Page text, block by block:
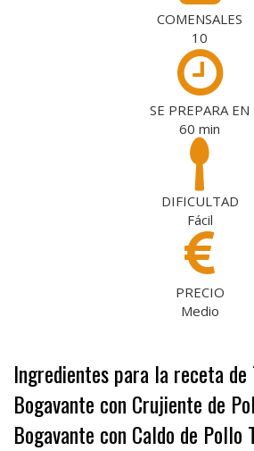
COMENSALES
10
SE PREPARA EN
60 min
DIFICULTAD
Fácil
PRECIO
Medio
Ingredientes para la receta de
Bogavante con Crujiente de
Bogavante con Caldo de Pollo